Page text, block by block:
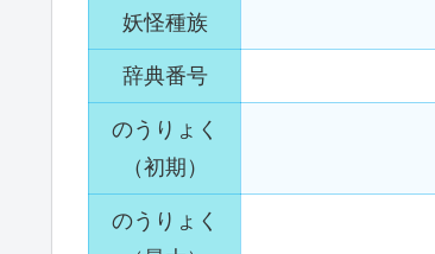
妖怪種族
辞典番号
のうりょく
（初期）
のうりょく